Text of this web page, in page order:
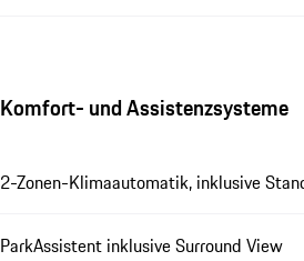
Komfort- und Assistenzsysteme
2-Zonen-Klimaautomatik, inklusive
ParkAssistent inklusive Surround View